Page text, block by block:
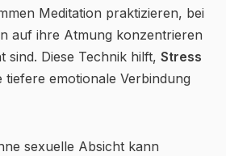
Meditation praktizieren, bei
auf ihre Atmung konzentrieren
sind. Diese Technik hilft, Stress
emotionale Verbindung
sexuelle Absicht kann